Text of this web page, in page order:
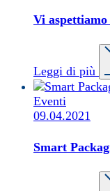
Vi
Leggi di più
Eventi
09.04.2021
Smart